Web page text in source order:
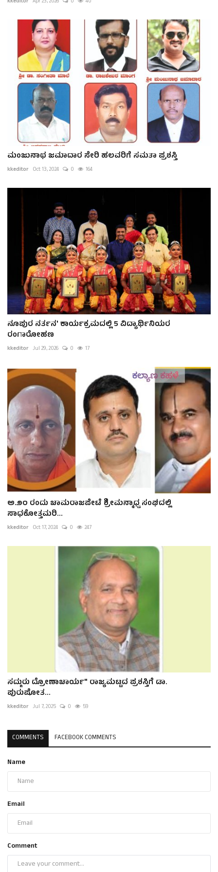
ಮಂಜುನಾಥ ಜಮಾದಾರ ಸೇರಿ ಹಲವರಿಗೆ ಸಮತಾ ಪ್ರಶಸ್ತಿ
kkeditor Oct 13, 2024 0 164
ನೂಪುರ ನರ್ತನ' ಕಾರ್ಯಕ್ರಮದಲ್ಲಿ 5 ವಿದ್ಯಾರ್ಥಿನಿಯರ
ರಂಗಾರೋಹಣ
kkeditor Jul 29, 2026 0 17
ಅ.೨೦ ರಂದು ಚಾಮರಾಜಪೇಟೆ ಶ್ರೀಮನ್ಮಾಧ್ವ ಸಂಘದಲ್ಲಿ
ಸಾಧಕೋತ್ತಮರಿ...
kkeditor Oct 17, 2024 0 247
ಸದ್ಗುರು ದ್ರೋಣಾಚಾರ್ಯ" ರಾಜ್ಯಮಟ್ಟದ ಪ್ರಶಸ್ತಿಗೆ ಡಾ.
ಪುರುಷೋತ...
kkeditor Jul 7, 2025 0 59
COMMENTS FACEBOOK COMMENTS
Name
Email
Comment